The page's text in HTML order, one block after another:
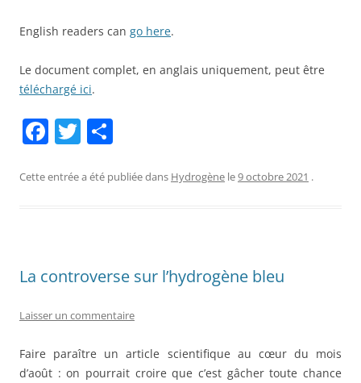
English readers can go here.
Le document complet, en anglais uniquement, peut être
téléchargé ici.
F
c
o
k
T
itt ta
Cette entrée a été publiée dans Hydrogène le9 octobre 2021 .
La controverse sur l’hydrogène bleu
Laisser un commentaire
Faire paraître un article scientifique au cœur du mois
d’août : on pourrait croire que c’est gâcher toute chance